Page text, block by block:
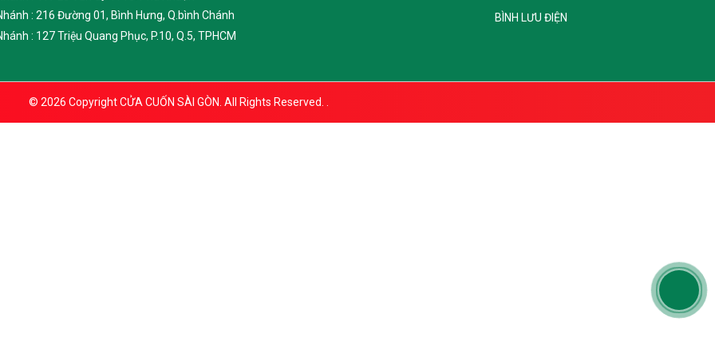
: 216 Đường 01, Bình Hưng, Q.bình Chánh
: 127 Triệu Quang Phục, P.10, Q.5, TPHCM
BÌNH LƯU ĐIỆN
© 2026 CopyrightCỬA CUỐN SÀI GÒN. All Rights Reserved.